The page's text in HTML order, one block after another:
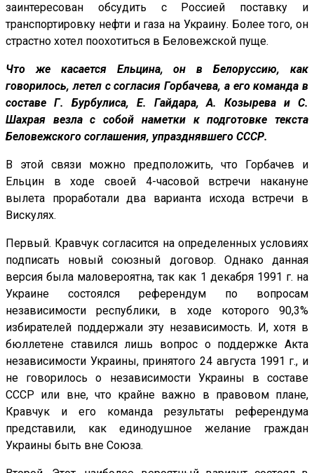
заинтересован обсудить с Россией поставку и
транспортировку нефти и газа на Украину. Более того, он
страстно хотел поохотиться в Беловежской пуще.
Что же касается Ельцина, он в Белоруссию, как
говорилось, летел с согласия Горбачева, а его команда в
составе Г. Бурбулиса, Е. Гайдара, А. Козырева и С.
Шахрая везла с собой наметки к подготовке текста
Беловежского соглашения, упразднявшего СССР.
В этой связи можно предположить, что Горбачев и
Ельцин в ходе своей 4-часовой встречи накануне
вылета проработали два варианта исхода встречи в
Вискулях.
Первый. Кравчук согласится на определенных условиях
подписать новый союзный договор. Однако данная
версия была маловероятна, так как 1 декабря 1991 г. на
Украине состоялся референдум по вопросам
независимости республики, в ходе которого 90,3%
избирателей поддержали эту независимость. И, хотя в
бюллетене ставился лишь вопрос о поддержке Акта
независимости Украины, принятого 24 августа 1991 г., и
не говорилось о независимости Украины в составе
СССР или вне, что крайне важно в правовом плане,
Кравчук и его команда результаты референдума
представили, как единодушное желание граждан
Украины быть вне Союза.